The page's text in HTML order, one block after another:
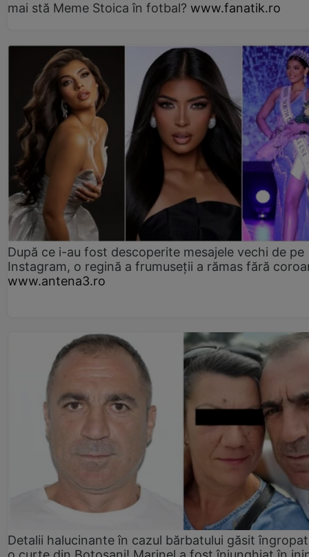
mai stă Meme Stoica în fotbal? www.fanatik.ro
După ce i-au fost descoperite mesajele vechi de pe
Instagram, o regină a frumuseții a rămas fără
www.antena3.ro
Detalii halucinante în cazul bărbatului găsit